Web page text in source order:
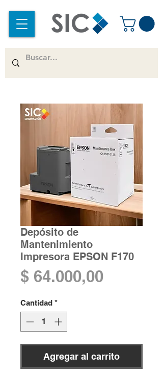
Depósito de
Mantenimiento
Impresora EPSON F170
$ 64.000,00Precio
Cantidad *
Agregar al carrito